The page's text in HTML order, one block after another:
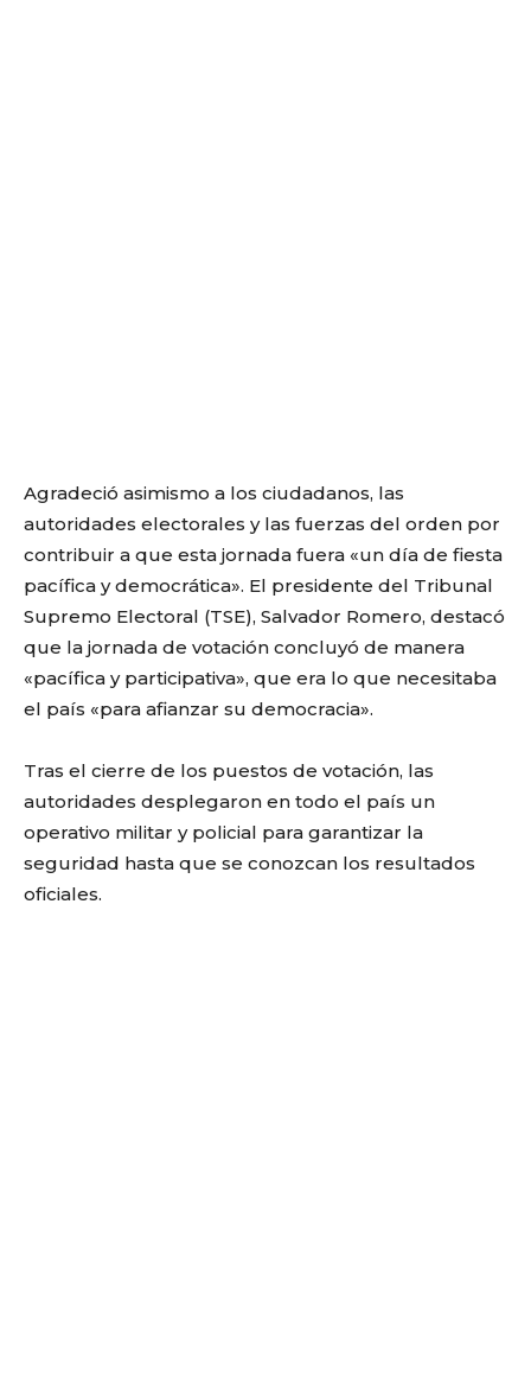
Agradeció asimismo a los ciudadanos, las
autoridades electorales y las fuerzas del orden por
contribuir a que esta jornada fuera «un día de fiesta
pacífica y democrática». El presidente del Tribunal
Supremo Electoral (TSE), Salvador Romero, destacó
que la jornada de votación concluyó de manera
«pacífica y participativa», que era lo que necesitaba
el país «para afianzar su democracia».
Tras el cierre de los puestos de votación, las
autoridades desplegaron en todo el país un
operativo militar y policial para garantizar la
seguridad hasta que se conozcan los resultados
oficiales.